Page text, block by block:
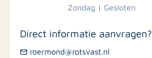
Zondag | Gesloten
Direct informatie aanvragen?
roermond@rotsvast.nl